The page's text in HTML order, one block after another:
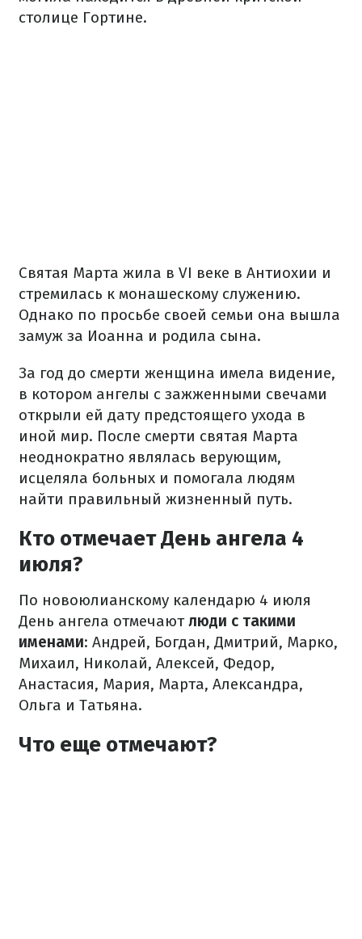
столице Гортине.
Святая Марта жила в VI веке в Антиохии и
стремилась к монашескому служению.
Однако по просьбе своей семьи она вышла
замуж за Иоанна и родила сына.
За год до смерти женщина имела видение,
в котором ангелы с зажженными свечами
открыли ей дату предстоящего ухода в
иной мир. После смерти святая Марта
неоднократно являлась верующим,
исцеляла больных и помогала людям
найти правильный жизненный путь.
Кто отмечает День ангела 4
июля?
По новоюлианскому календарю 4 июля
День ангела отмечаютлюди с такими
именами: Андрей, Богдан, Дмитрий, Марко,
Михаил, Николай, Алексей, Федор,
Анастасия, Мария, Марта, Александра,
Ольга и Татьяна.
Что еще отмечают?